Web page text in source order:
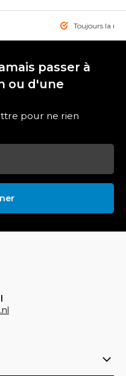
Toujours la
passer à
ou d'une
pour ne rien